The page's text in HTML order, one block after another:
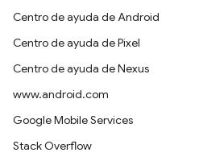
Centro de ayuda de Android
Centro de ayuda de Pixel
Centro de ayuda de Nexus
www.android.com
Google Mobile Services
Stack Overflow